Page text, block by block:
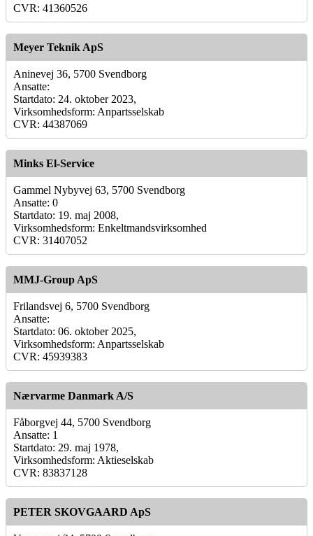
CVR: 41360526
Meyer Teknik ApS
Aninevej 36, 5700 Svendborg
Ansatte:
Startdato: 24. oktober 2023,
Virksomhedsform: Anpartsselskab
CVR: 44387069
Minks El-Service
Gammel Nybyvej 63, 5700 Svendborg
Ansatte: 0
Startdato: 19. maj 2008,
Virksomhedsform: Enkeltmandsvirksomhed
CVR: 31407052
MMJ-Group ApS
Frilandsvej 6, 5700 Svendborg
Ansatte:
Startdato: 06. oktober 2025,
Virksomhedsform: Anpartsselskab
CVR: 45939383
Nærvarme Danmark A/S
Fåborgvej 44, 5700 Svendborg
Ansatte: 1
Startdato: 29. maj 1978,
Virksomhedsform: Aktieselskab
CVR: 83837128
PETER SKOVGAARD ApS